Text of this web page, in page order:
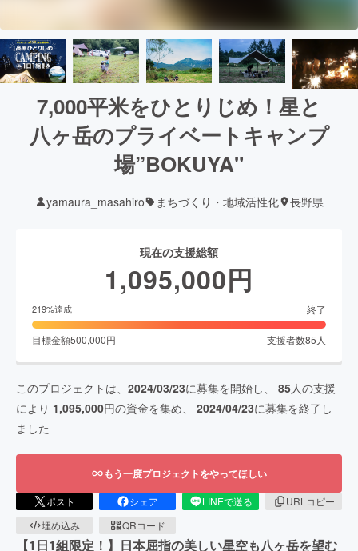
7,000平米をひとりじめ！星と
八ヶ岳のプライベートキャンプ
場”BOKUYA"
yamaura_masahiro まちづくり・地域活性化 長野県
現在の支援総額
1,095,000円
219%達成 終了
目標金額500,000円 支援者数85 人
このプロジェクトは、 2024/03/23に募集を開始し、 85人の支援
により 1,095,000円の資金を集め、 2024/04/23に募集を終了し
ました
もう一度プロジェクトをやってほしい
ポスト シェア LINEで送る
URLコピー
埋め込み
QRコード
【1日1組限定！】日本屈指の美しい星空も八ヶ岳を望む